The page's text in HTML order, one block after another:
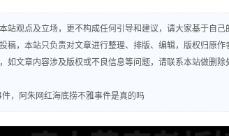
站观点及立场，更不构成任何引导和建议，请大家基于自己
稿，本站只负责对文章进行整理、排版、编辑，版权归原作
如文章内容涉及版权或不良信息等问题，请联系本站做删除
，阿朱网红海底捞不雅事件是真的吗